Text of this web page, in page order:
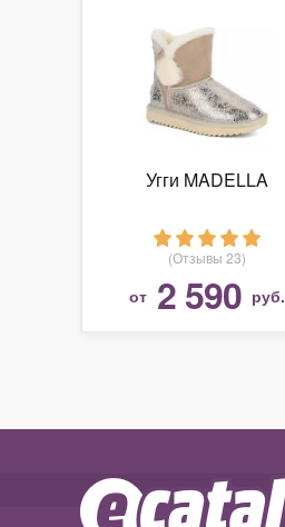
Угги MADELLA
(Отзывы 23)
от 2 590 руб.